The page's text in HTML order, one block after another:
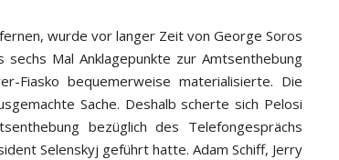
wurde vor langer Zeit von George Soros
Mal Anklagepunkte zur Amtsenthebung
Fiasko bequemerweise materialisierte. Die
Sache. Deshalb scherte sich Pelosi
bezüglich des Telefongesprächs
Selenskyj geführt hatte. Adam Schiff, Jerry